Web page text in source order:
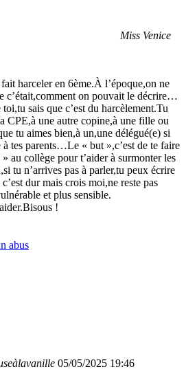
Miss Venice
harceler en 6ème.À l’époque,on ne
c’était,comment on pouvait le décrire…
toi,tu sais que c’est du harcèlement.Tu
CPE,à une autre copine,à une fille ou
tu aimes bien,à un,une délégué(e) si
à tes parents…Le « but »,c’est de te faire
au collège pour t’aider à surmonter les
tu n’arrives pas à parler,tu peux écrire
dur mais crois moi,ne reste pas
et plus sensible.
!
abus
05/05/2025 19:46